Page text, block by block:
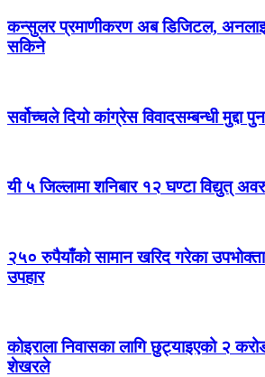
कन्सुलर प्रमाणीकरण अब डिजिटल,
सकिने
सर्वोच्चले दियो कांग्रेस विवादसम्बन्धी मुद्दा
यी ५ जिल्लामा शनिबार १२ घण्टा विद्युत्
२५० रुपैयाँको सामान खरिद गरेका
उपहार
कोइराला निवासका लागि छुट्याइएको २
शेखरले